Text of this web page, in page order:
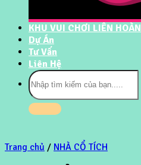
KHU VUI CHƠI LIÊN HOÀN
Dự Án
Tư Vấn
Liên Hệ
Tìm
kiếm:
Trang chủ / NHÀ CỔ TÍCH